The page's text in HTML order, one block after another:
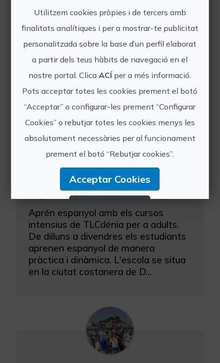
Altres experiències
de TLCdénia
Aprén espanyol amb els cursos
intensius de TLCdénia per a adults.
De dilluns a divendres els estudiants
aprenen espanyol de manera
pràctica i dinàmica. L'escola se situa
en la ciutat costanera de D...
Utilitzem cookies pròpies i de tercers amb
finalitats analítiques i per a mostrar-te publicitat
personalitzada sobre la base d’un perfil elaborat
a partir dels teus hàbits de navegació en el
nostre portal. ClicaACÍ per a més informació.
Pots acceptar totes les cookies prement el botó
“Acceptar” o configurar-les prement “Configurar
Cookies” o rebutjar totes les cookies menys les
absolutament necessàries per al funcionament
prement el botó “Rebutjar cookies”.
Acceptar Cookies
Configurar Cookies
Més informació